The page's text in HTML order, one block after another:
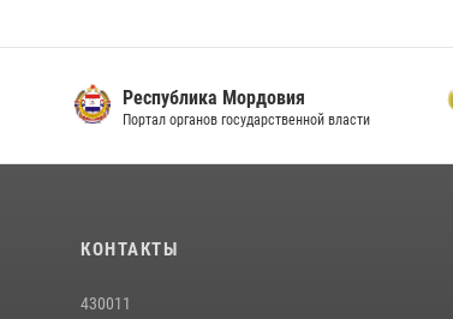
Республика Мордовия
Портал органов государственной власти
КОНТАКТЫ
430011